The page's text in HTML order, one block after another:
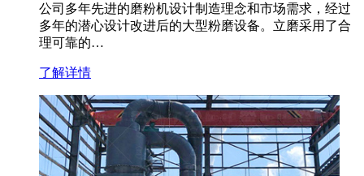
公司多年先进的磨粉机设计制造理念和市场需求，经过
多年的潜心设计改进后的大型粉磨设备。立磨采用了合
理可靠的…
了解详情